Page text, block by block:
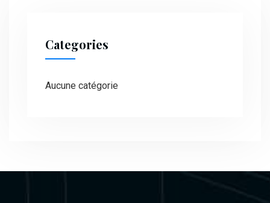
Categories
Aucune catégorie